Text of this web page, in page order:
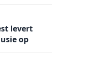
levert
op